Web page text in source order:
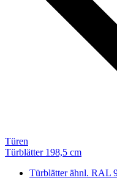
Türen
Türblätter 198,5 cm
Türblätter ähnl. RAL